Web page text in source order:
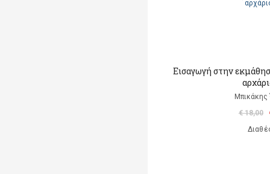
Εισαγωγή στην
€ 18,00